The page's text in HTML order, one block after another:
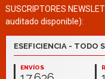
SUSCRIPTORES
auditado disponible):